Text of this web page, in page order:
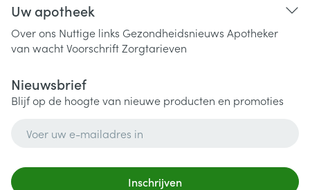
Uw apotheek
Over ons Nuttige links Gezondheidsnieuws Apotheker
van wachtVoorschriftZorgtarieven
Nieuwsbrief
Blijf op de hoogte van nieuwe producten en promoties
Inschrijven